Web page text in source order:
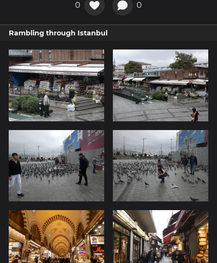
0 0
Rambling through Istanbul